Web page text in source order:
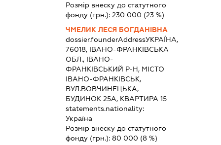
Розмір внеску до статутного
фонду (грн.):230 000 (23 %)
ЧМЕЛИК ЛЕСЯ БОГДАНІВНА
dossier.founderAddressУКРАЇНА,
76018, ІВАНО-ФРАНКІВСЬКА
ОБЛ., ІВАНО-
ФРАНКІВСЬКИЙ Р-Н, МІСТО
ІВАНО-ФРАНКІВСЬК,
ВУЛ.ВОВЧИНЕЦЬКА,
БУДИНОК 25А, КВАРТИРА 15
statements.nationality:
Україна
Розмір внеску до статутного
фонду (грн.):80 000 (8 %)